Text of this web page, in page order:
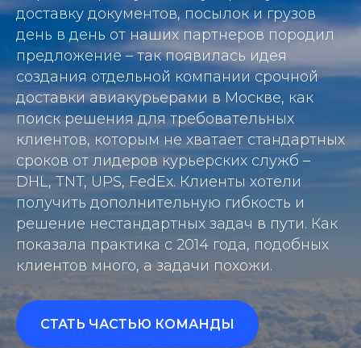
доставку документов, посылок и грузов
день в день от наших партнеров породил
предложение – так появилась идея
создания отдельной компании срочной
доставки авиакурьерами в Москве, как
поиск решения для требовательных
клиентов, которым не хватает стандартных
сроков от лидеров курьерских служб –
DHL, TNT, UPS, FedEx. Клиенты хотели
получить дополнительную гибкость и
решение нестандартных задач в пути. Как
показала практика с 2014 года, подобных
клиентов много, а задачи похожи.
СТАТЬ ЧАСТЬЮ КОМАНДЫ